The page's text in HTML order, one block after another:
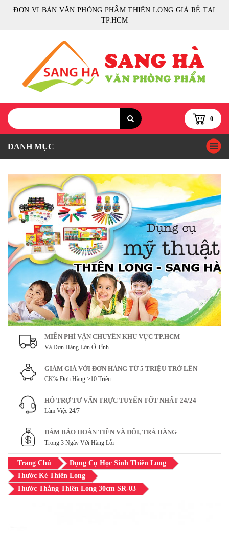
ĐƠN VỊ BÁN VĂN PHÒNG PHẨM THIÊN LONG GIÁ RẺ TẠI
TP.HCM
0
DANH MỤC
MIỄN PHÍ VẬN CHUYỂN KHU VỰC TP.HCM
Và Đơn Hàng Lớn Ở Tỉnh
GIẢM GIÁ VỚI ĐƠN HÀNG TỪ 5 TRIỆU TRỞ LÊN
CK% Đơn Hàng >10 Triệu
HỖ TRỢ TƯ VẤN TRỰC TUYẾN TỐT NHẤT 24/24
Làm Việc 24/7
ĐẢM BẢO HOÀN TIỀN VÀ ĐỔI, TRẢ HÀNG
Trong 3 Ngày Với Hàng Lỗi
Trang Chủ
Dụng Cụ Học Sinh Thiên Long
Thước Kẻ Thiên Long
Thước Thẳng Thiên Long 30cm SR-03